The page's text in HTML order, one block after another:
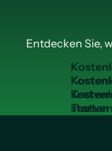
Entdecken Sie,
Kostenl
starten